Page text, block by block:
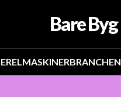
Bare Byg
ELMASKINERBRANCHEN